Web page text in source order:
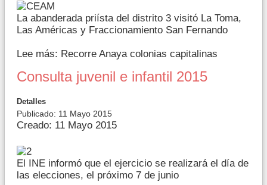
La abanderada priísta del distrito 3 visitó La Toma,
Las Américas y Fraccionamiento San Fernando
Lee más: Recorre Anaya colonias capitalinas
Consulta juvenil e infantil 2015
Detalles
Publicado: 11 Mayo 2015
Creado: 11 Mayo 2015
El INE informó que el ejercicio se realizará el día de
las elecciones, el próximo 7 de junio